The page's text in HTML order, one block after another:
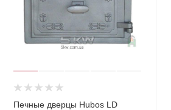
Печные дверцы Hubos LD